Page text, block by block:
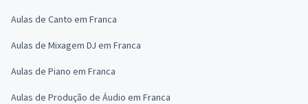
Aulas de Canto em Franca
Aulas de Mixagem DJ em Franca
Aulas de Piano em Franca
Aulas de Produção de Áudio em Franca